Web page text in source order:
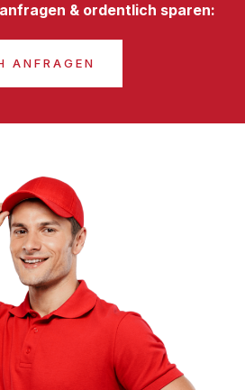
& ordentlich sparen:
ANFRAGEN